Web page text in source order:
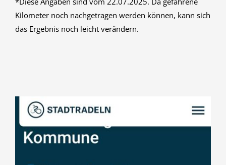
Kilometer noch nachgetragen werden können, kann sich
das Ergebnis noch leicht verändern.